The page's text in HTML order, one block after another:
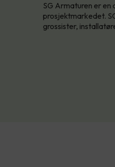
SG Armaturen er en
prosjektmarkedet.
grossister,